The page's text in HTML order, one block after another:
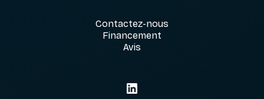
Contactez-nous
Financement
Avis